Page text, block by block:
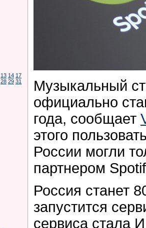
13 14 17
28 29 31
Музыкальный
официально
года, сообщает
этого
России могли
партнером
Россия станет
запустится
сервиса стала